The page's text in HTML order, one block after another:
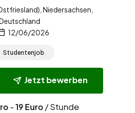
Niedersachsen,
12/06/2026
Studentenjob
Jetzt bewerben
-19 Euro / Stunde